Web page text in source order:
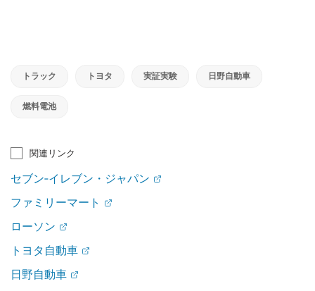
トラック トヨタ 実証実験 日野自動車
燃料電池
関連リンク
セブン‐イレブン・ジャパン
ファミリーマート
ローソン
トヨタ自動車
日野自動車